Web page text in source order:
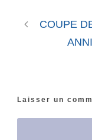
COUPE
Laisser un